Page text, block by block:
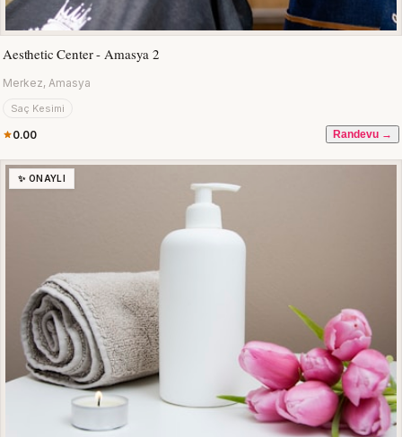
Aesthetic Center - Amasya 2
Merkez, Amasya
Saç Kesimi
0.00 Randevu →
✨ ONAYLI